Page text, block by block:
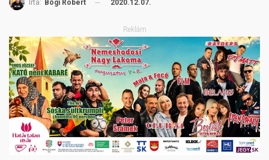
Írta: Bögi Róbert 2020.12.07.
Reklám